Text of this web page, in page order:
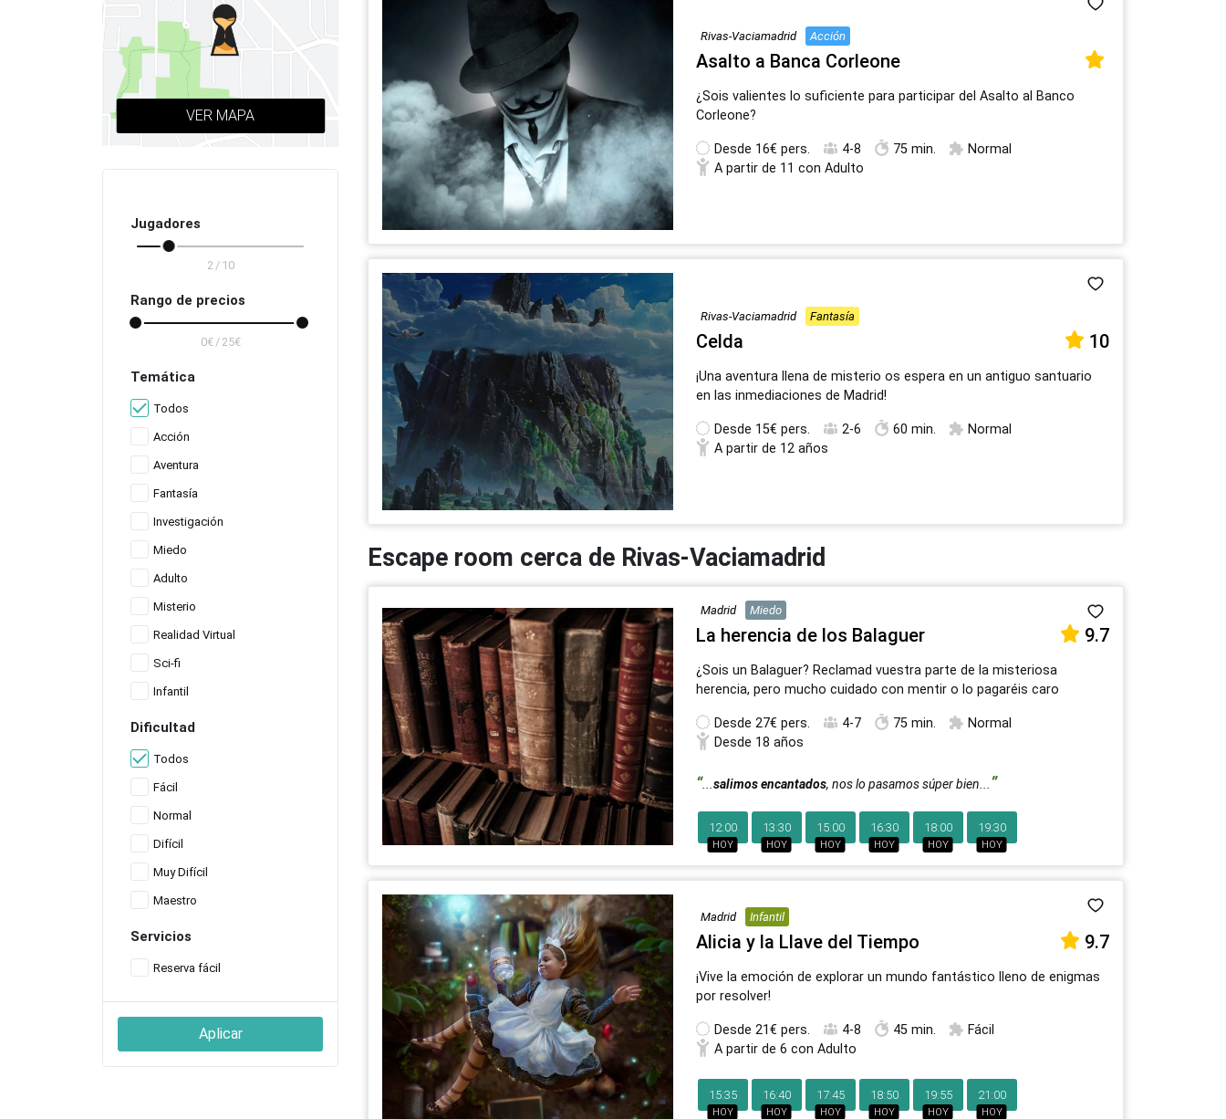
Todas las ciudades
23
24 30
31 3
VER MAPA
Jugadores
/
Rango de precios
/
Temática
Todos
Acción
Aventura
Fantasía
Investigación
Miedo
Adulto
Misterio
Realidad Virtual
Sci-fi
Infantil
Dificultad
Todos
Fácil
Normal
Difícil
Muy Difícil
Maestro
Servicios
Reserva fácil
Aplicar
Rivas-Vaciamadrid Acción
Asalto a Banca Corleone
¿Sois valientes lo suficiente para participar del Asalto al Banco
Corleone?
Desde 16€ pers. 4-8 75 min.
Normal
A partir de 11 con Adulto
Rivas-Vaciamadrid Fantasía
Celda 10
¡Una aventura llena de misterio os espera en un antiguo santuario
en las inmediaciones de Madrid!
Desde 15€ pers. 2-6 60 min.
Normal
A partir de 12 años
Escape room cerca de Rivas-Vaciamadrid
Madrid Miedo
La herencia de los Balaguer 9.7
¿Sois un Balaguer? Reclamad vuestra parte de la misteriosa
herencia, pero mucho cuidado con mentir o lo pagaréis caro
Desde 27€ pers. 4-7 75 min.
Normal
Desde 18 años
... salimos encantados, nos lo pasamos súper bien...
12:00
HOY
13:30
HOY
15:00
HOY
16:30
HOY
18:00
HOY
19:30
HOY
Madrid Infantil
Alicia y la Llave del Tiempo 9.7
¡Vive la emoción de explorar un mundo fantástico lleno de enigmas
por resolver!
Desde 21€ pers. 4-8 45 min.
Fácil
A partir de 6 con Adulto
15:35
HOY
16:40
HOY
17:45
HOY
18:50
HOY
19:55
HOY
21:00
HOY